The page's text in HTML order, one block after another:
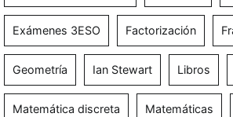
Exámenes 3ESO Factorización
Geometría Ian Stewart Libros
Matemática discreta Matemáticas